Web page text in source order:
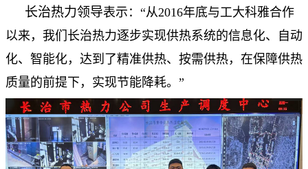
长治热力领导表示：“从2016年底与工大科雅合作
以来，我们长治热力逐步实现供热系统的信息化、自动
化、智能化，达到了精准供热、按需供热，在保障供热
质量的前提下，实现节能降耗。”